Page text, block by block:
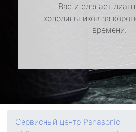
Вас и сделает
холодильников за
времени.
Сервисный центр Panasonic